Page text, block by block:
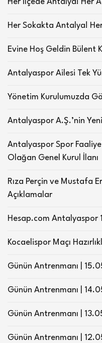
Her İlçede Antalya! Her
Her Sokakta Antalya!
Evine Hoş Geldin Bülent
Antalyaspor Ailesi Tek
Yönetim Kurulumuzda
Antalyaspor A.Ş.’nin
Antalyaspor Spor
Olağan Genel Kurul İlanı
Rıza Perçin ve Mustafa
Açıklamalar
Hesap.com Antalyaspor
Kocaelispor Maçı
Günün Antrenmanı |
Günün Antrenmanı |
Günün Antrenmanı |
Günün Antrenmanı |